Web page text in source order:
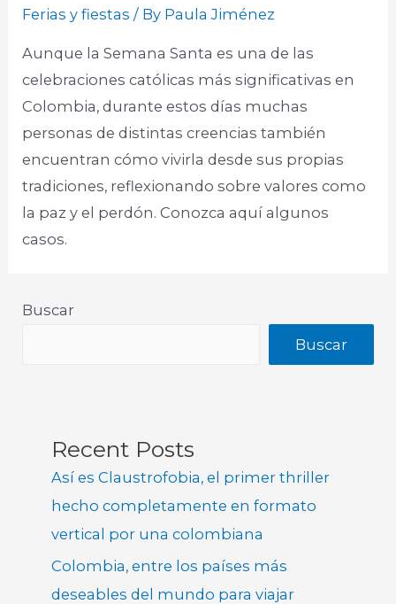
Ferias y fiestas / By Paula Jiménez
Aunque la Semana Santa es una de las
celebraciones católicas más significativas en
Colombia, durante estos días muchas
personas de distintas creencias también
encuentran cómo vivirla desde sus propias
tradiciones, reflexionando sobre valores como
la paz y el perdón. Conozca aquí algunos
casos.​
Buscar
Buscar
Recent Posts
Así es Claustrofobia, el primer thriller
hecho completamente en formato
vertical por una colombiana
Colombia, entre los países más
deseables del mundo para viajar